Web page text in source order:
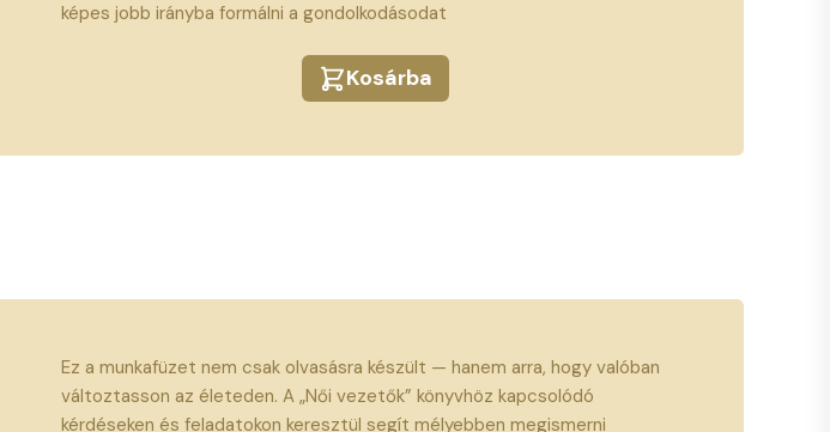
képes jobb irányba formálni a gondolkodásodat
Kosárba
Ez a munkafüzet nem csak olvasásra készült — hanem arra, hogy valóban
változtasson az életeden. A „Női vezetők” könyvhöz kapcsolódó
kérdéseken és feladatokon keresztül segít mélyebben megismerni